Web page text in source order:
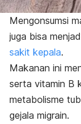
Mengonsumsi
juga bisa
sakit kepala.
Makanan ini
serta vitamin B
metabolisme
gejala migrain.